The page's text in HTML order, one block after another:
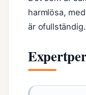
harmlösa,
är ofullständig.